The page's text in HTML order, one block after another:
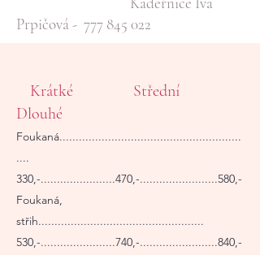
Prpičová - 777 845 022
Krátké Střední
Dlouhé
Foukaná........................................................
....
330,-.......................470,-........................580,-
Foukaná,
střih...................................................
530,-.......................740,-........................840,-